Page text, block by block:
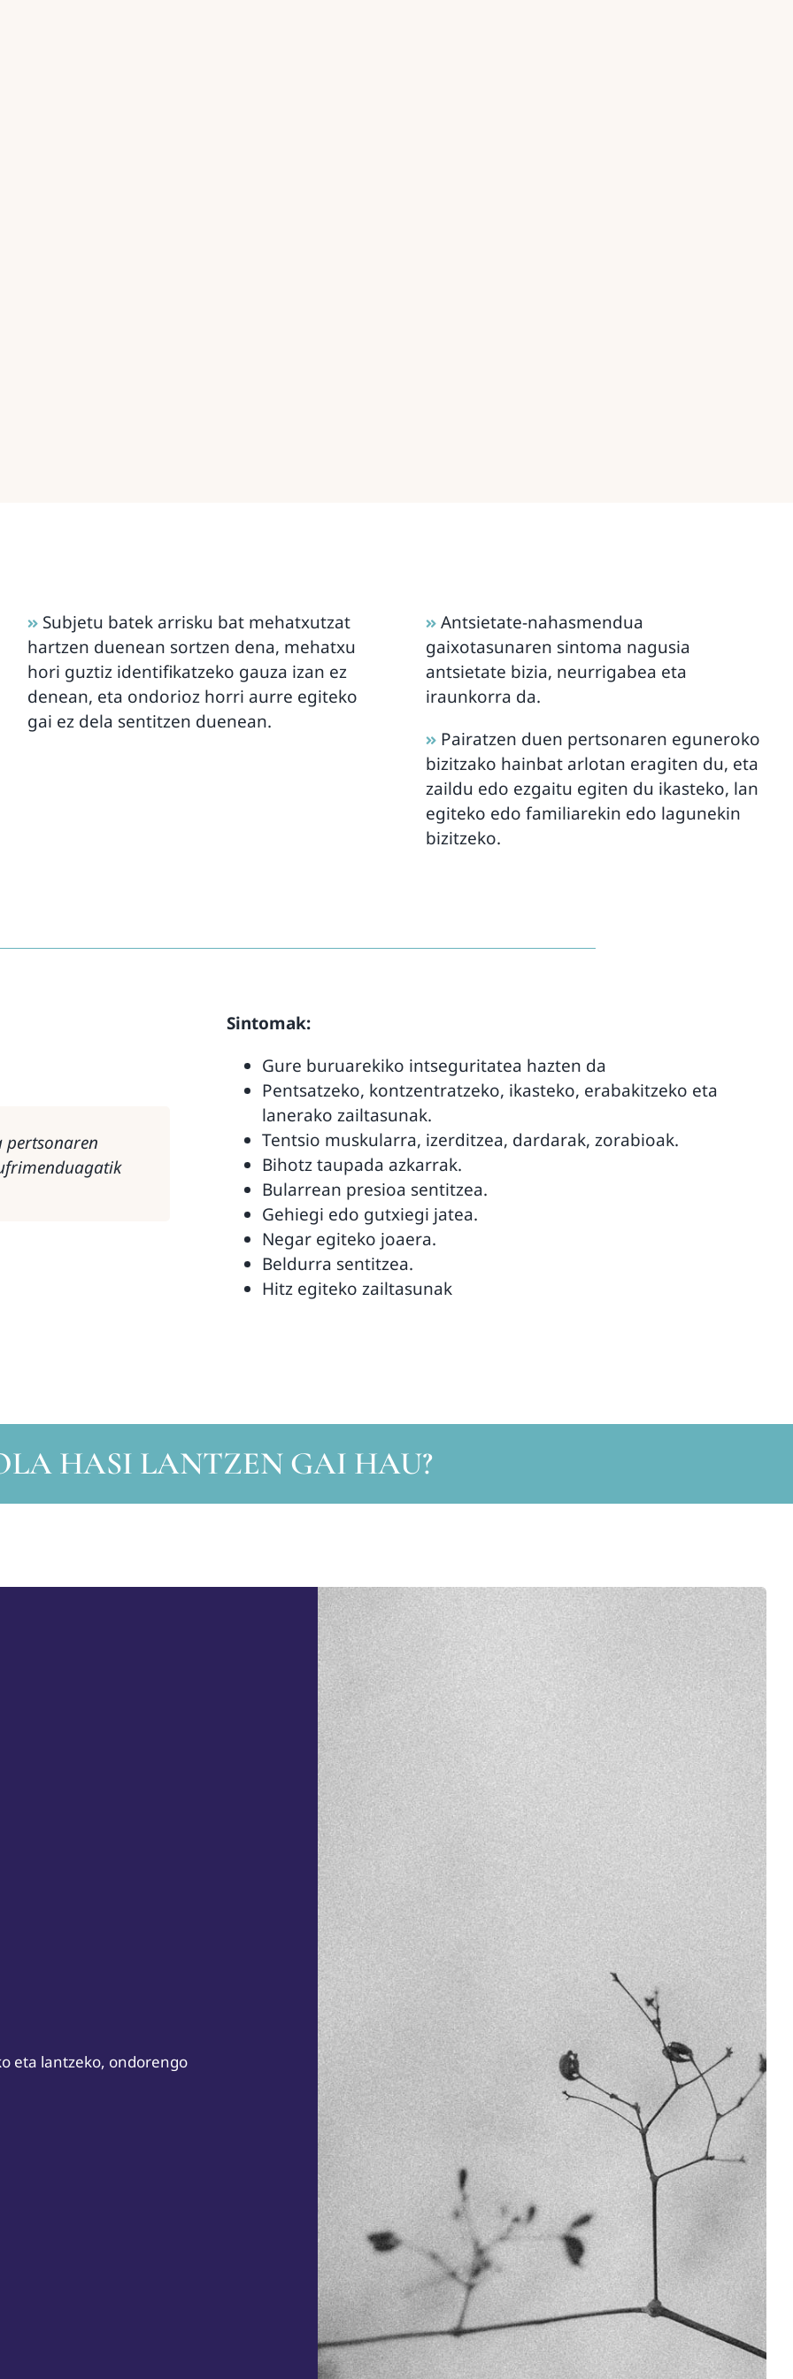
Subjetu batek arrisku bat mehatxutzat
hartzen duenean sortzen dena, mehatxu
hori guztiz identifikatzeko gauza izan ez
denean, eta ondorioz horri aurre egiteko
gai ez dela sentitzen duenean.
Antsietate-nahasmendua
gaixotasunaren sintoma nagusia
antsietate bizia, neurrigabea eta
iraunkorra da.
Pairatzen duen pertsonaren eguneroko
bizitzako hainbat arlotan eragiten du, eta
zaildu edo ezgaitu egiten du ikasteko, lan
egiteko edo familiarekin edo lagunekin
bizitzeko.
pertsonaren
Sintomak:
Gure buruarekiko intseguritatea hazten da
Pentsatzeko, kontzentratzeko, ikasteko, erabakitzeko eta
lanerako zailtasunak.
Tentsio muskularra, izerditzea, dardarak, zorabioak.
Bihotz taupada azkarrak.
Bularrean presioa sentitzea.
Gehiegi edo gutxiegi jatea.
Negar egiteko joaera.
Beldurra sentitzea.
Hitz egiteko zailtasunak
HASI LANTZEN GAI HAU?
eta lantzeko, ondorengo